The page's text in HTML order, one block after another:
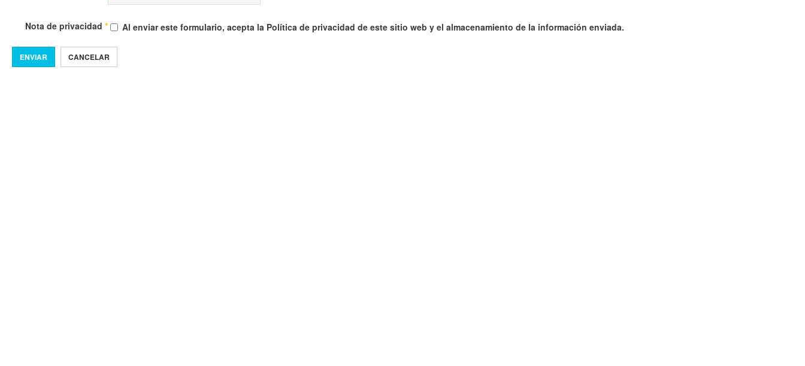
Nota de privacidad * Al enviar este formulario, acepta la Política de privacidad de este sitio web y el almacenamiento de la información enviada.
ENVIAR CANCELAR